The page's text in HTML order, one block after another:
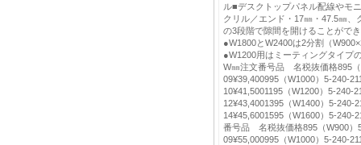
ル■デスクトップパネル配線やモ
クリル／エンド・17㎜・47.5㎜、
の3段階で隙間を開けることがで
●W1800とW2400は2分割（
●W1200用はミーティングタイプ
W㎜注文番号品 名税抜価格895
09¥39,400995（W1000）5-240-
10¥41,5001195（W1200）5-240-
12¥43,4001395（W1400）5-240-
14¥45,6001595（W1600）5-240-
番号品 名税抜価格895（W900）
09¥55,000995（W1000）5-240-